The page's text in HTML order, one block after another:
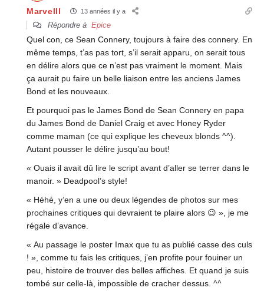
Marvelll 13 années il y a
Répondre à Epice
Quel con, ce Sean Connery, toujours à faire des connery. En
même temps, t’as pas tort, s’il serait apparu, on serait tous
en délire alors que ce n’est pas vraiment le moment. Mais
ça aurait pu faire un belle liaison entre les anciens James
Bond et les nouveaux.
Et pourquoi pas le James Bond de Sean Connery en papa
du James Bond de Daniel Craig et avec Honey Ryder
comme maman (ce qui explique les cheveux blonds ^^).
Autant pousser le délire jusqu’au bout!
« Ouais il avait dû lire le script avant d’aller se terrer dans le
manoir. » Deadpool’s style!
« Héhé, y’en a une ou deux légendes de photos sur mes
prochaines critiques qui devraient te plaire alors 😉 », je me
régale d’avance.
« Au passage le poster Imax que tu as publié casse des culs
! », comme tu fais les critiques, j’en profite pour fouiner un
peu, histoire de trouver des belles affiches. Et quand je suis
tombé sur celle-là, impossible de cracher dessus. ^^